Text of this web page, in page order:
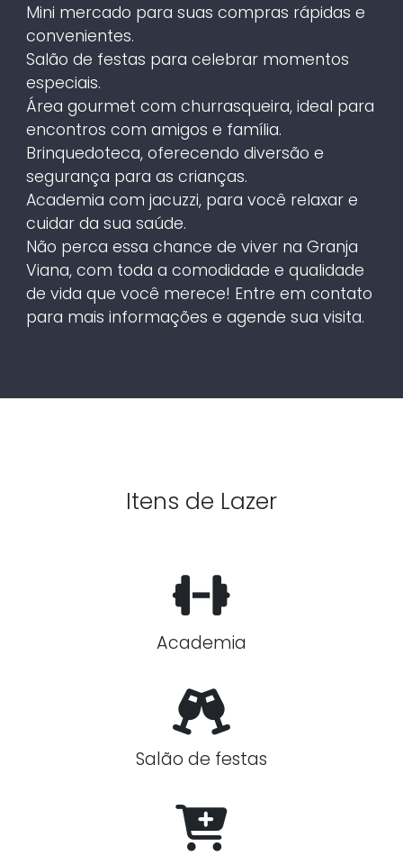
Mini mercado para suas compras rápidas e
convenientes.
Salão de festas para celebrar momentos
especiais.
Área gourmet com churrasqueira, ideal para
encontros com amigos e família.
Brinquedoteca, oferecendo diversão e
segurança para as crianças.
Academia com jacuzzi, para você relaxar e
cuidar da sua saúde.
Não perca essa chance de viver na Granja
Viana, com toda a comodidade e qualidade
de vida que você merece! Entre em contato
para mais informações e agende sua visita.
Itens de Lazer
Academia
Salão de festas